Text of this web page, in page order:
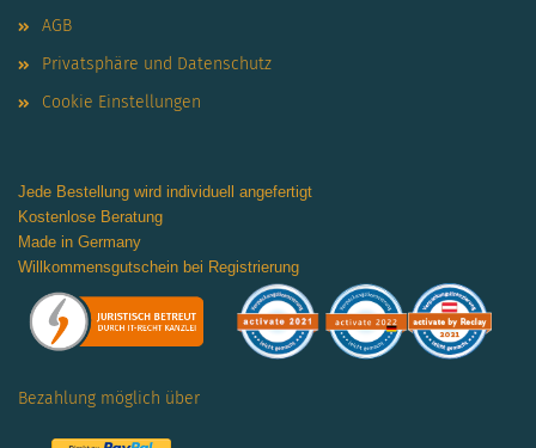
AGB
Privatsphäre und Datenschutz
Cookie Einstellungen
Jede Bestellung wird individuell angefertigt
Kostenlose Beratung
Made in Germany
Willkommensgutschein bei Registrierung
Bezahlung möglich über